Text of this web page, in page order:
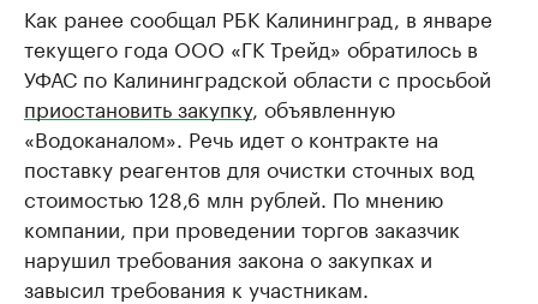
Как ранее сообщал РБК Калининград, в январе
текущего года ООО «ГК Трейд» обратилось в
УФАС по Калининградской области с просьбой
приостановить закупку, объявленную
«Водоканалом». Речь идет о контракте на
поставку реагентов для очистки сточных вод
стоимостью 128,6 млн рублей. По мнению
компании, при проведении торгов заказчик
нарушил требования закона о закупках и
завысил требования к участникам.